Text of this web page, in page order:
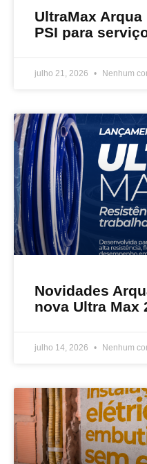
UltraMax Arqua
PSI para
julho 21, 2026 Nenhum
Novidades
nova Ultra Max
julho 14, 2026 Nenhum